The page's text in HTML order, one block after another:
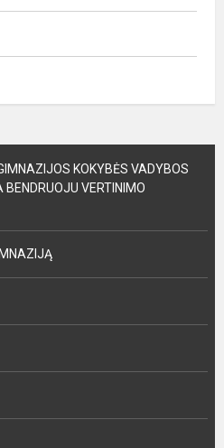
KOKYBĖS VADYBOS
VERTINIMO